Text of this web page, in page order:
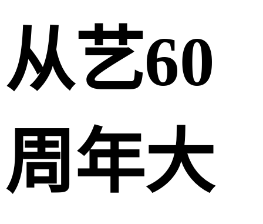
从艺60
周年大